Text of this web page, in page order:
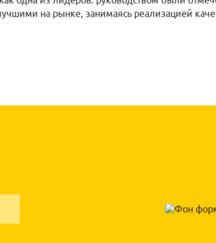
на рынке, занимаясь реализацией